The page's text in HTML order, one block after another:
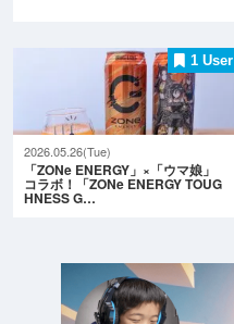
1 User
2026.05.26(Tue)
「ZONe ENERGY」×「ウマ娘」
コラボ！「ZONe ENERGY TOUG
HNESS G…